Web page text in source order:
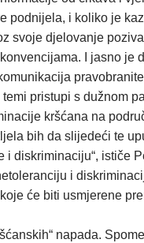
i koliko je
svoje djelovanje
I jasno je
pristupi s dužnom
kršćana na
bih da slijedeći te
diskriminaciju“, ističe
i
će biti usmjerene
napada.